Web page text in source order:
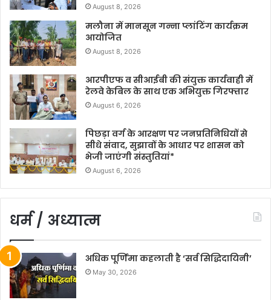
August 8, 2026
मलौना में मानसून गन्ना प्लांटिंग कार्यक्रम
आयोजित
August 8, 2026
आरपीएफ व सीआईबी की संयुक्त कार्यवाही में
रेलवे केबिल के साथ एक अभियुक्त गिरफ्तार
August 6, 2026
पिछड़ा वर्ग के आरक्षण पर जनप्रतिनिधियों से
सीधे संवाद, सुझावों के आधार पर शासन को
भेजी जाएंगी संस्तुतियां*
August 6, 2026
धर्म / अध्यात्म
अधिक पूर्णिमा कहलाती है ‘सर्व सिद्धिदायिनी’
May 30, 2026